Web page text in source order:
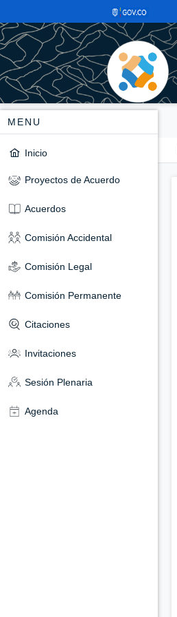
MENU
Inicio
Proyectos de Acuerdo
Acuerdos
Comisión Accidental
Comisión Legal
Comisión Permanente
Citaciones
Invitaciones
Sesión Plenaria
Agenda